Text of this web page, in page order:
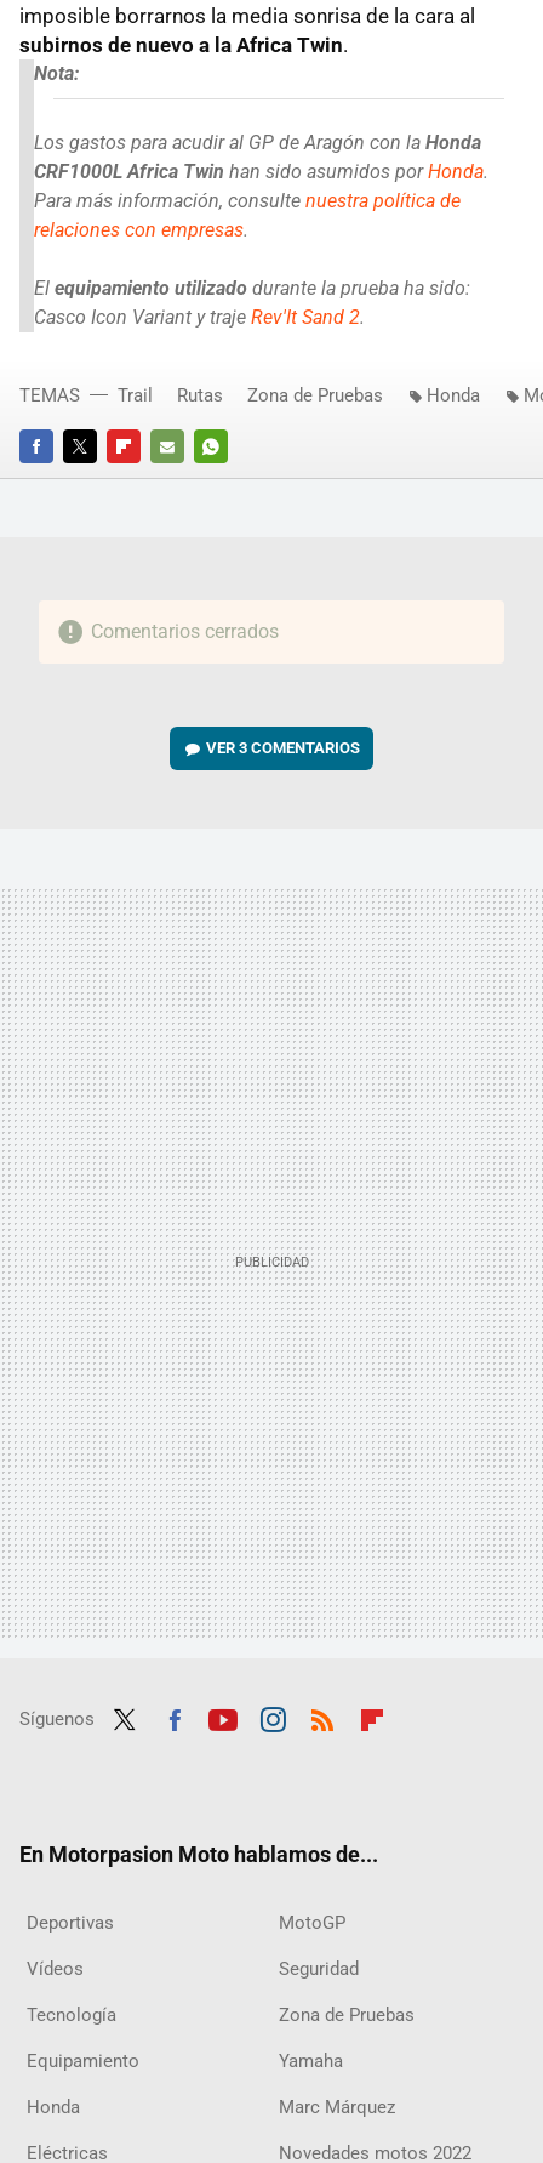
imposible borrarnos la media sonrisa de la cara al
subirnos de nuevo a la Africa Twin.
Nota:
Los gastos para acudir al GP de Aragón con la Honda
CRF1000L Africa Twin han sido asumidos porHonda.
Para más información, consulte nuestra política de
relaciones con empresas.
El equipamiento utilizado durante la prueba ha sido:
Casco Icon Variant y traje Rev'It Sand 2.
FACEBOOKTWITTERFLIPBOARD
E-
WHATSAPP
TEMAS Trail Rutas Zona de Pruebas Honda
Comentarios cerrados
VER3 COMENTARIOS
Síguenos
En Motorpasion Moto hablamos de...
Deportivas MotoGP
Vídeos Seguridad
Tecnología Zona de Pruebas
Equipamiento Yamaha
Honda Marc Márquez
Eléctricas Novedades motos 2022